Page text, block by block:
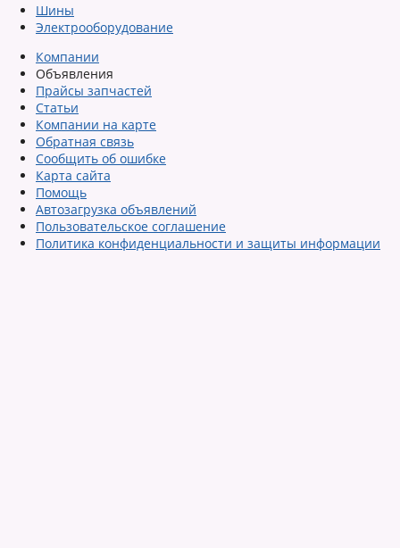
Шины
Электрооборудование
Компании
Объявления
Прайсы запчастей
Статьи
Компании на карте
Обратная связь
Сообщить об ошибке
Карта сайта
Помощь
Автозагрузка объявлений
Пользовательское соглашение
Политика конфиденциальности и защиты информации